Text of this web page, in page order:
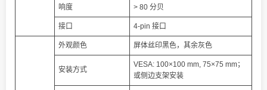
响度 > 80 分贝
接口 4-pin 接口
外观颜色 屏体丝印黑色，其余灰色
安装方式
VESA: 100×100 mm, 75×75 mm；
或侧边支架安装